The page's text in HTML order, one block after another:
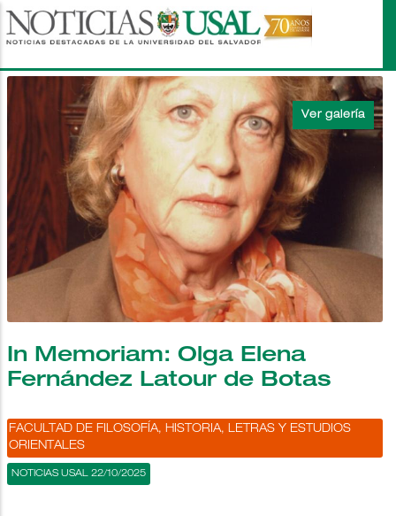
Pasar
al
principal
In Memoriam: Olga Elena
Fernández Latour de Botas
FACULTAD DE FILOSOFÍA, HISTORIA, LETRAS Y ESTUDIOS
ORIENTALES
NOTICIAS USAL 22/10/2025